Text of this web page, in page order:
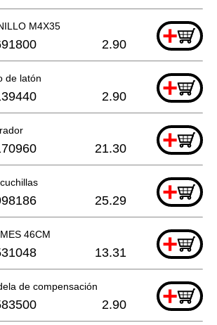
M4X35 +
2.90
de latón +
2.90
+
21.30
+
25.29
46CM +
13.31
de compensación +
2.90